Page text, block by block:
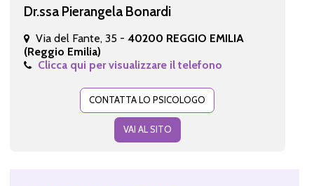
Dr.ssa Pierangela Bonardi
Via del Fante, 35 - 40200 REGGIO EMILIA
(Reggio Emilia)
Clicca qui per visualizzare il telefono
CONTATTA LO PSICOLOGO
VAI AL SITO